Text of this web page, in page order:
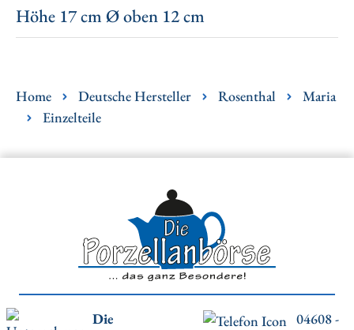
Höhe 17 cm Ø oben 12 cm
Home Deutsche Hersteller Rosenthal
Maria
Einzelteile
Die
04608 -